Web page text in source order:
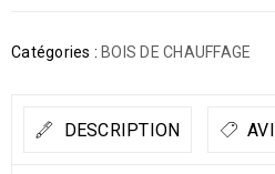
Catégories : BOIS DE CHAUFFAGE
DESCRIPTION